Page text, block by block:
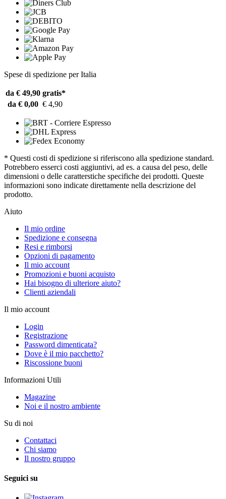
Spese di spedizione per Italia
da € 49,90 gratis*
da € 0,00 € 4,90
* Questi costi di spedizione si riferiscono alla spedizione standard.
Potrebbero esserci costi aggiuntivi, ad es. a causa del peso, delle
dimensioni o delle caratterstiche specifiche dei prodotti. Queste
informazioni sono indicate direttamente nella descrizione del
prodotto.
Aiuto
Il mio ordine
Spedizione e consegna
Resi e rimborsi
Opzioni di pagamento
Il mio account
Promozioni e buoni acquisto
Hai bisogno di ulteriore aiuto?
Clienti aziendali
Il mio account
Login
Registrazione
Password dimenticata?
Dove è il mio pacchetto?
Riscossione buoni
Informazioni Utili
Magazine
Noi e il nostro ambiente
Su di noi
Contattaci
Chi siamo
Il nostro gruppo
Seguici su